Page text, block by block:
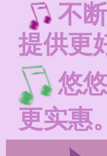
不
提供更
悠
更实惠。